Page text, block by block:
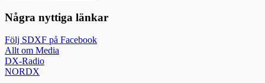
Några nyttiga länkar
Följ SDXF på Facebook
Allt om Media
DX-Radio
NORDX